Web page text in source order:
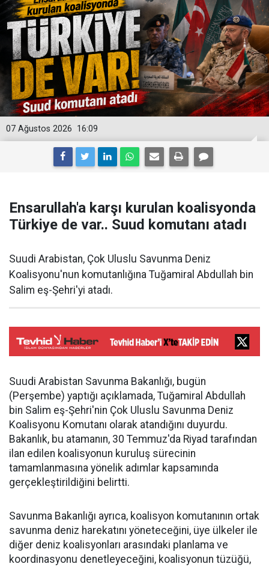
16:09
07 Ağustos 2026
Ensarullah'a karşı kurulan koalisyonda
Türkiye de var.. Suud komutanı atadı
Suudi Arabistan, Çok Uluslu Savunma Deniz
Koalisyonu'nun komutanlığına Tuğamiral Abdullah bin
Salim eş-Şehri'yi atadı.
Suudi Arabistan Savunma Bakanlığı, bugün
(Perşembe) yaptığı açıklamada, Tuğamiral Abdullah
bin Salim eş-Şehri'nin Çok Uluslu Savunma Deniz
Koalisyonu Komutanı olarak atandığını duyurdu.
Bakanlık, bu atamanın, 30 Temmuz'da Riyad tarafından
ilan edilen koalisyonun kuruluş sürecinin
tamamlanmasına yönelik adımlar kapsamında
gerçekleştirildiğini belirtti.
Savunma Bakanlığı ayrıca, koalisyon komutanının ortak
savunma deniz harekatını yöneteceğini, üye ülkeler ile
diğer deniz koalisyonları arasındaki planlama ve
koordinasyonu denetleyeceğini, koalisyonun tüzüğü,